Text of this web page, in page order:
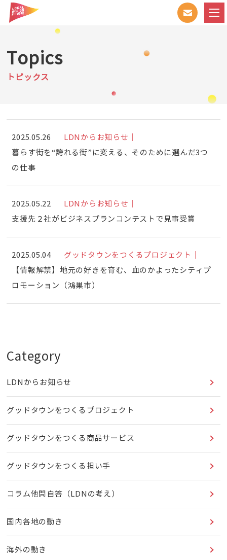
Topics
トピックス
2025.05.26
LDNからお知らせ｜
暮らす街を“誇れる街”に変える、そのために選んだ3つ
の仕事
2025.05.22
LDNからお知らせ｜
支援先２社がビジネスプランコンテストで見事受賞
2025.05.04
グッドタウンをつくるプロジェクト｜
【情報解禁】地元の好きを育む、血のかよったシティプ
ロモーション（鴻巣市）
Category
LDNからお知らせ
グッドタウンをつくるプロジェクト
グッドタウンをつくる商品サービス
グッドタウンをつくる担い手
コラム他問自答（LDNの考え）
国内各地の動き
海外の動き